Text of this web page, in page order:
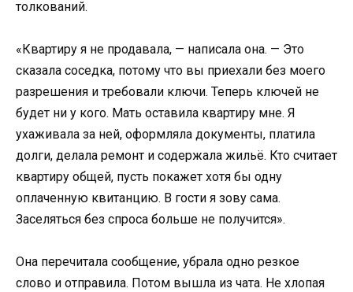
толкований.
«Квартиру я не продавала, — написала она. — Это
сказала соседка, потому что вы приехали без моего
разрешения и требовали ключи. Теперь ключей не
будет ни у кого. Мать оставила квартиру мне. Я
ухаживала за ней, оформляла документы, платила
долги, делала ремонт и содержала жильё. Кто считает
квартиру общей, пусть покажет хотя бы одну
оплаченную квитанцию. В гости я зову сама.
Заселяться без спроса больше не получится».
Она перечитала сообщение, убрала одно резкое
слово и отправила. Потом вышла из чата. Не хлопая